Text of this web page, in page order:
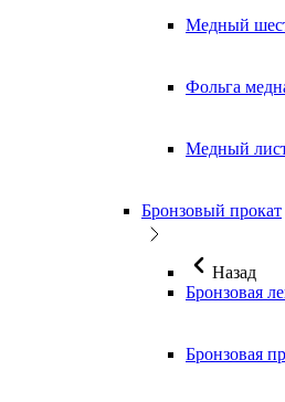
Медный
Фольга
Медный
Бронзовый прокат
Назад
Бронзовая
Бронзовая